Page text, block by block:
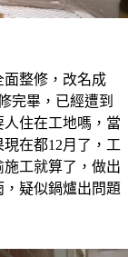
面整修，改名成
完畢，已經遭到
住在工地嗎，當
在都12月了，工
工就算了，做出
疑似鍋爐出問題